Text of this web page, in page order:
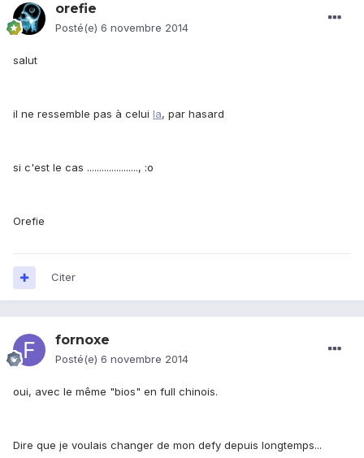
orefie
Posté(e) 6 novembre 2014
salut
il ne ressemble pas à celui la, par hasard
si c'est le cas ....................., :o
Orefie
Citer
fornoxe
Posté(e) 6 novembre 2014
oui, avec le même "bios" en full chinois.
Dire que je voulais changer de mon defy depuis longtemps...